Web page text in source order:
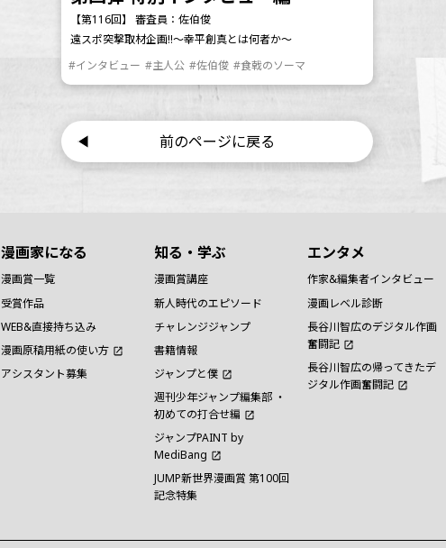
【第116回】 審査員：佐伯俊
遠スポ突撃取材企画!!～幸平創真とは何者か～
#インタビュー #主人公 #佐伯俊 #食戟のソーマ
前のページに戻る
漫画家になる
漫画賞一覧
受賞作品
WEB&直接持ち込み
漫画原稿用紙の使い方
アシスタント募集
知る・学ぶ
漫画賞講座
新人時代のエピソード
チャレンジジャンプ
書籍情報
ジャンプと僕
週刊少年ジャンプ編集部 ・
初めての打合せ編
ジャンプPAINT by
MediBang
JUMP新世界漫画賞 第100回
記念特集
エンタメ
作家&編集者インタビュー
漫画レベル診断
長谷川智広のデジタル作画
奮闘記
長谷川智広の帰ってきたデ
ジタル作画奮闘記